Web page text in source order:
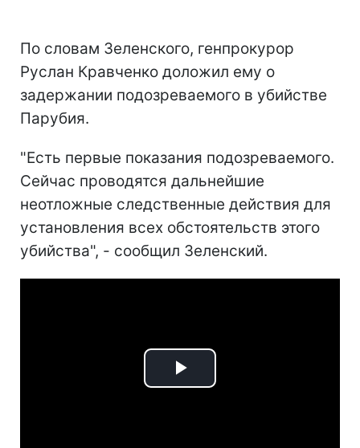
По словам Зеленского, генпрокурор
Руслан Кравченко доложил ему о
задержании подозреваемого в убийстве
Парубия.
"Есть первые показания подозреваемого.
Сейчас проводятся дальнейшие
неотложные следственные действия для
установления всех обстоятельств этого
убийства", - сообщил Зеленский.
Play